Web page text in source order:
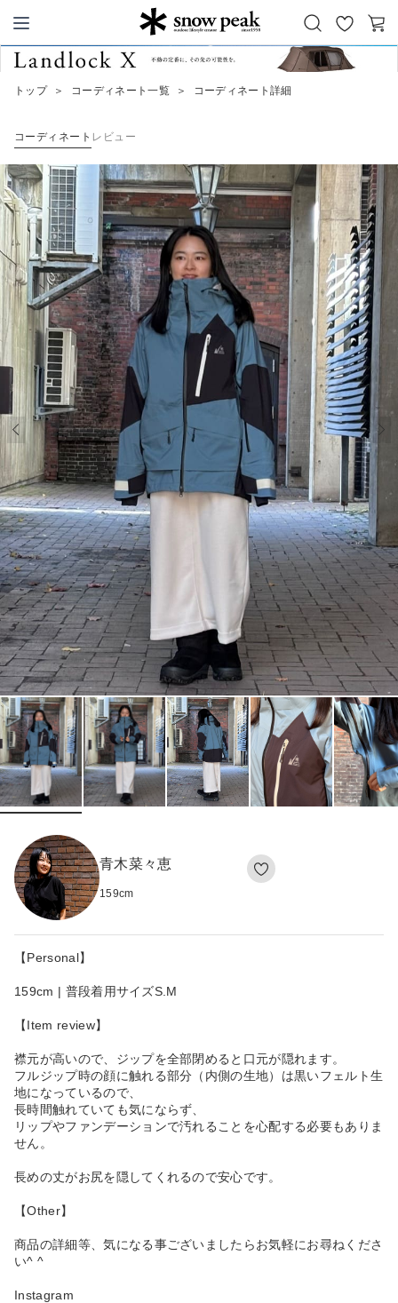
Snow Peak
お
気
カ
トップ ＞ コーディネート一覧 ＞ コーディネート詳細
コーディネート レビュー
青木菜々恵
159cm
【Personal】
159cm | 普段着用サイズS.M
【Item review】
襟元が高いので、ジップを全部閉めると口元が隠れます。
フルジップ時の顔に触れる部分（内側の生地）は黒いフェルト生
地になっているので、
長時間触れていても気にならず、
リップやファンデーションで汚れることを心配する必要もありま
せん。
長めの丈がお尻を隠してくれるので安心です。
【Other】
商品の詳細等、気になる事ございましたらお気軽にお尋ねくださ
い^ ^
Instagram